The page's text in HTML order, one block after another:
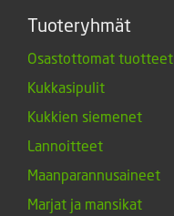
Tuoteryhmät
Osastottomat tuotteet
Kukkasipulit
Kukkien siemenet
Lannoitteet
Maanparannusaineet
Marjat ja mansikat